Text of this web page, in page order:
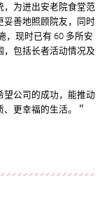
，为进出安老院食堂范
妥善地照顾院友，同时
，现时已有 60 多所安
，包括长者活动情况及
望公司的成功，能推动
更幸福的生活。＂